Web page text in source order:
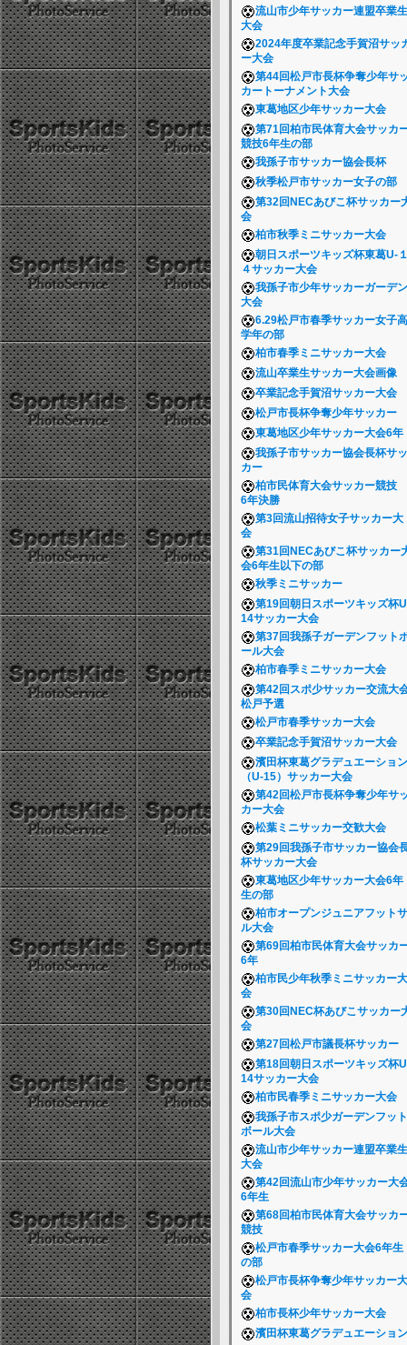
流山市少年サッカー連盟卒業生
大会
2024年度卒業記念手賀沼サッ
ー大会
第44回松戸市長杯争奪少年サ
カートーナメント大会
東葛地区少年サッカー大会
第71回柏市民体育大会サッカ
競技6年生の部
我孫子市サッカー協会長杯
秋季松戸市サッカー女子の部
第32回NECあびこ杯サッカー
会
柏市秋季ミニサッカー大会
朝日スポーツキッズ杯東葛U-１
４サッカー大会
我孫子市少年サッカーガーデン
大会
6.29松戸市春季サッカー女子高
学年の部
柏市春季ミニサッカー大会
流山卒業生サッカー大会画像
卒業記念手賀沼サッカー大会
松戸市長杯争奪少年サッカー
東葛地区少年サッカー大会6年
我孫子市サッカー協会長杯サッ
カー
柏市民体育大会サッカー競技
6年決勝
第3回流山招待女子サッカー大
会
第31回NECあびこ杯サッカー
会6年生以下の部
秋季ミニサッカー
第19回朝日スポーツキッズ杯
14サッカー大会
第37回我孫子ガーデンフット
ール大会
柏市春季ミニサッカー大会
第42回スポ少サッカー交流大
松戸予選
松戸市春季サッカー大会
卒業記念手賀沼サッカー大会
濱田杯東葛グラデュエーション
（U-15）サッカー大会
第42回松戸市長杯争奪少年サ
カー大会
松葉ミニサッカー交歓大会
第29回我孫子市サッカー協会
杯サッカー大会
東葛地区少年サッカー大会6年
生の部
柏市オープンジュニアフットサ
ル大会
第69回柏市民体育大会サッカ
6年
柏市民少年秋季ミニサッカー大
会
第30回NEC杯あびこサッカー
会
第27回松戸市議長杯サッカー
第18回朝日スポーツキッズ杯
14サッカー大会
柏市民春季ミニサッカー大会
我孫子市スポ少ガーデンフット
ボール大会
流山市少年サッカー連盟卒業生
大会
第42回流山市少年サッカー大
6年生
第68回柏市民体育大会サッカ
競技
松戸市春季サッカー大会6年生
の部
松戸市長杯争奪少年サッカー大
会
柏市長杯少年サッカー大会
濱田杯東葛グラデュエーション